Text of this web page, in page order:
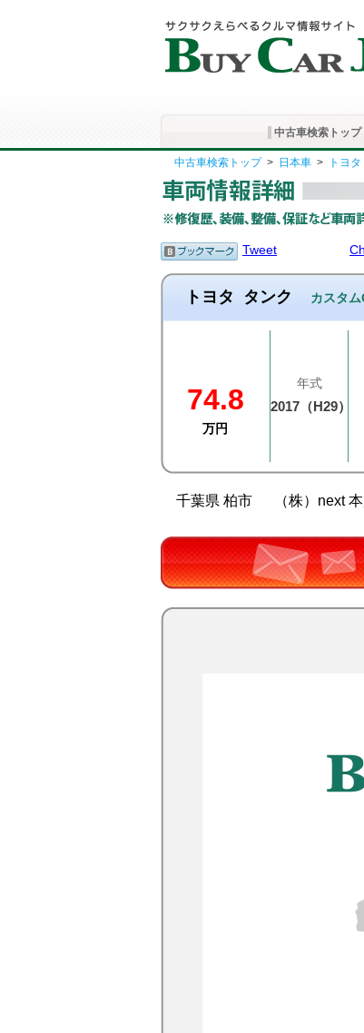
中古車検索トップ
中古車検索トップ> 日本車 > トヨタ
Tweet
トヨタ タンク カスタ
74.8
万円
年式
2017（H29）
千葉県 柏市 （株）next